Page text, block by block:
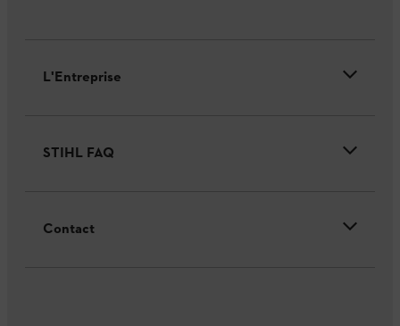
L'Entreprise
STIHL FAQ
Contact